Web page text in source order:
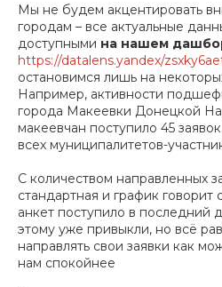
Мы не будем акцентировать
городам – все актуальные
доступными на нашем
https://datalens.yandex/
остановимся лишь на
Например, активности
города Макеевки Донецкой
макеевчан поступило 45
всех муниципалитетов-
С количеством направленных
стандартная и график
анкет поступило в последний
этому уже привыкли, но всё
направлять свои заявки как
нам спокойнее